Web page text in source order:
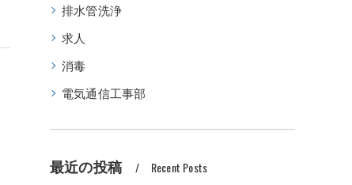
排水管洗浄
求人
消毒
電気通信工事部
最近の投稿 Recent Posts